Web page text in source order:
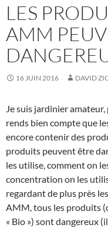
LES
AMM
16 JUIN 2016 DAVID
Je suis jardinier
rends bien compte que
encore contenir des
produits peuvent être
les utilise, comment on
concentration on les
regardant de plus près
AMM, tous les produits
« Bio ») sont dangereux